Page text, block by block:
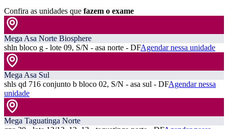
Confira as unidades que fazem o exame
Mega Asa Norte Biosphere
shln bloco g - lote 09, S/N - asa norte - DFAgendar nessa unidade
Mega Asa Sul
shls qd 716 conjunto b bloco 02, S/N - asa sul - DFAgendar nessa
unidade
Mega Taguatinga Norte